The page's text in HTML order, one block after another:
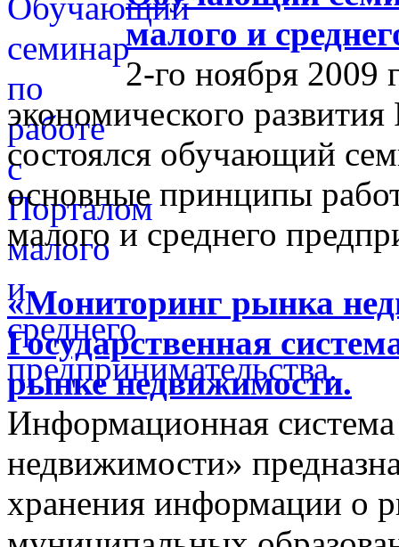
малого и
2-го ноября 2009
экономического
состоялся обучающий
основные принципы
малого и среднего
«Мониторинг рынка
Государственная
рынке недвижимости.
Информационная
недвижимости»
хранения информации о